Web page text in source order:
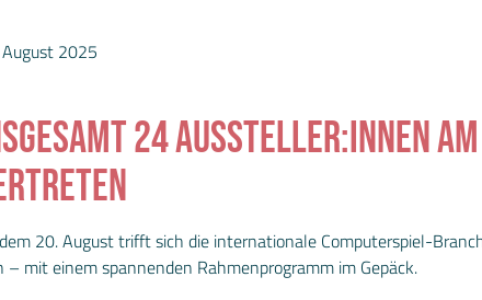
2025
24 AUSSTELLER:INNEN
20. August trifft sich die internationale Computerspiel-
– mit einem spannenden Rahmenprogramm im Gepäck.